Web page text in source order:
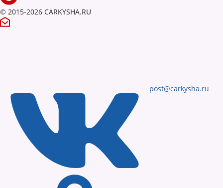
© 2015-2026 CARKYSHA.RU
post@carkysha.ru